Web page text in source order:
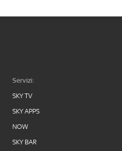
Servizi:
SKY TV
SKY APPS
NOW
SKY BAR